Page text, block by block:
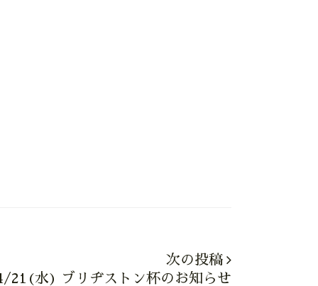
次の投稿
21(水) ブリヂストン杯のお知らせ